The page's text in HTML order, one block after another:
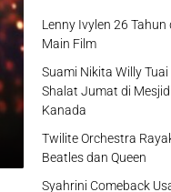
Lenny Ivylen 26
Main Film
Suami Nikita Willy
Shalat Jumat di
Kanada
Twilite Orchestra
Beatles dan Queen
Syahrini Comeback